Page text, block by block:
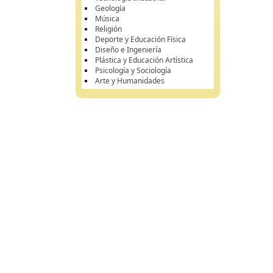
Geología
Música
Religión
Deporte y Educación Física
Diseño e Ingeniería
Plástica y Educación Artística
Psicología y Sociología
Arte y Humanidades